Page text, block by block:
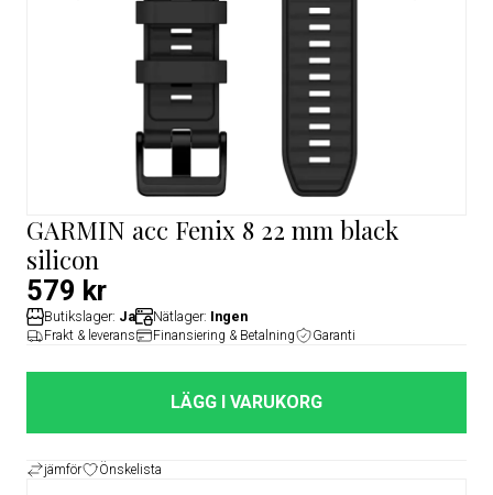
GARMIN acc Fenix 8 22 mm black
silicon
579 kr
Butikslager: Ja Nätlager: Ingen
Frakt & leverans Finansiering & Betalning Garanti
LÄGG I VARUKORG
jämför Önskelista